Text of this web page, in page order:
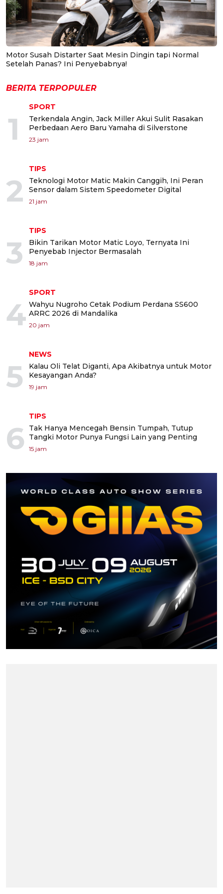
Motor Susah Distarter Saat Mesin Dingin tapi Normal
Setelah Panas? Ini Penyebabnya!
BERITA TERPOPULER
1
SPORT
Terkendala Angin, Jack Miller Akui Sulit Rasakan
Perbedaan Aero Baru Yamaha di Silverstone
23 jam
2
TIPS
Teknologi Motor Matic Makin Canggih, Ini Peran
Sensor dalam Sistem Speedometer Digital
21 jam
3
TIPS
Bikin Tarikan Motor Matic Loyo, Ternyata Ini
Penyebab Injector Bermasalah
18 jam
4
SPORT
Wahyu Nugroho Cetak Podium Perdana SS600
ARRC 2026 di Mandalika
20 jam
5
NEWS
Kalau Oli Telat Diganti, Apa Akibatnya untuk Motor
Kesayangan Anda?
19 jam
6
TIPS
Tak Hanya Mencegah Bensin Tumpah, Tutup
Tangki Motor Punya Fungsi Lain yang Penting
15 jam